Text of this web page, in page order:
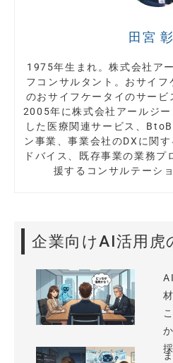
田宮
1975年生まれ。株式会社ア
フコンサルタント。おサイフ
のおサイフケータイのサービ
2005年に株式会社アールジ
した医療関連サービス、
ン事業、事業会社のDXに関
ドバイス、既存事業の業務プ
援するコンサルテーシ
企業向けAI活用虎